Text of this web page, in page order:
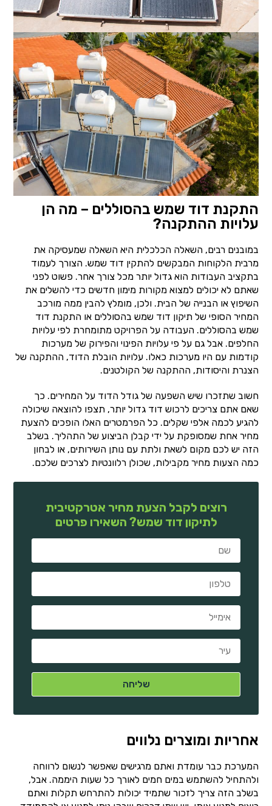
התקנת דוד שמש בהסוללים – מה הן
עלויות ההתקנה?
במובנים רבים, השאלה הכלכלית היא השאלה שמעסיקה את
מרבית הלקוחות המבקשים להתקין דוד שמש. הצורך לעמוד
בתקציב העבודות הוא גדול יותר מכל צורך אחר. פשוט לפני
שאתם לא יכולים למצוא מקורות מימון חדשים כדי להשלים את
השיפוץ או הבנייה של הבית. ולכן, מומלץ להבין ממה מורכב
המחיר הסופי של תיקון דוד שמש בהסוללים או התקנת דוד
שמש בהסוללים. העבודה על הפרויקט מתומחרת לפי עלויות
החלפים. אבל גם על פי עלויות הפינוי והפירוק של מערכות
קודמות עם היו מערכות כאלו. עלויות הובלת הדוד, ההתקנה של
הצנרת והיסודות, ההתקנה של הקולטנים.
חשוב שתזכרו שיש השפעה של גודל הדוד על המחירים. כך
שאם אתם צריכים לרכוש דוד גדול יותר, תצפו להוצאה שיכולה
להגיע לכמה אלפי שקלים. כל הפרמטרים האלו הופכים להצעת
מחיר אחת שמסופקת על ידי קבלן הביצוע של התהליך. בשלב
הזה יש לכם מקום לשאת ולתת עם נותן השירותים, או לבחון
כמה הצעות מחיר מקבילות, שכולן רלוונטיות לצרכים שלכם.
רוצים לקבל הצעת מחיר אטרקטיבית
לתיקון דוד שמש? השאירו פרטים
אחריות ומוצרים נלווים
המערכת כבר עומדת ואתם מרגישים שאפשר לנשום לרווחה
ולהתחיל להשתמש במים חמים לאורך כל שעות היממה. אבל,
בשלב הזה צריך לזכור שתמיד יכולות להתרחש תקלות ואתם